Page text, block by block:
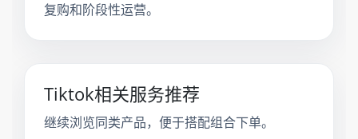
复购和阶段性运营。
Tiktok相关服务推荐
继续浏览同类产品，便于搭配组合下单。